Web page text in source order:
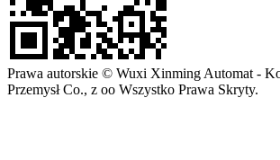
Prawa autorskie © Wuxi Xinming Automat -
Przemysł Co., z oo Wszystko Prawa Skryty.